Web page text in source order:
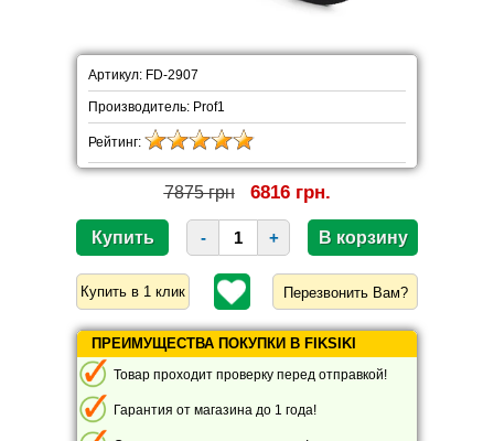
Артикул: FD-2907
Производитель: Prof1
Рейтинг:
7875 грн 6816 грн.
- +
Перезвонить Вам?
ПРЕИМУЩЕСТВА ПОКУПКИ В FIKSIKI
Товар проходит проверку перед отправкой!
Гарантия от магазина до 1 года!